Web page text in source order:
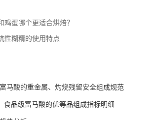
鸡蛋哪个更适合烘焙？
性糊精的使用特点
马酸的重金属、灼烧残留安全组成规范
食品级富马酸的优等品组成指标明细